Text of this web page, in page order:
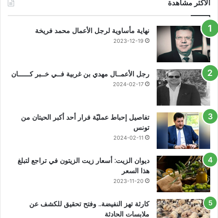
الأكثر مشاهدة
نهاية مأساوية لرجل الأعمال محمد فريخة
2023-12-19
رجل الأعمــال مهدي بن غربية فــي خــبر كــــــان
2024-02-17
تفاصيل إحباط عمليّة فرار أحد أكبر الحيتان من
تونس
2024-02-11
ديوان الزيت: أسعار زيت الزيتون في تراجع لتبلغ
هذا السعر
2023-11-20
كارثة تهز النفيضة.. وفتح تحقيق للكشف عن
ملابسات الحادثة